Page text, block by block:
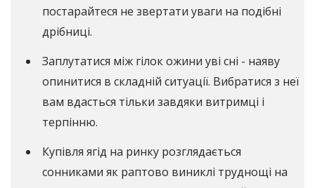
постарайтеся не звертати уваги на подібні
дрібниці.
Заплутатися між гілок ожини уві сні - наяву
опинитися в складній ситуації. Вибратися з неї
вам вдасться тільки завдяки витримці і
терпінню.
Купівля ягід на ринку розглядається
сонниками як раптово виниклі труднощі на